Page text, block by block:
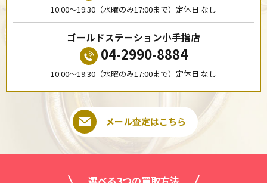
10:00〜19:30（水曜のみ17:00まで）定休日 なし
ゴールドステーション小手指店
04-2990-8884
10:00〜19:30（水曜のみ17:00まで）定休日 なし
メール査定はこちら